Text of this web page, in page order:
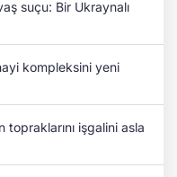
suçu: Bir Ukraynalı
kompleksini yeni
topraklarını işgalini asla